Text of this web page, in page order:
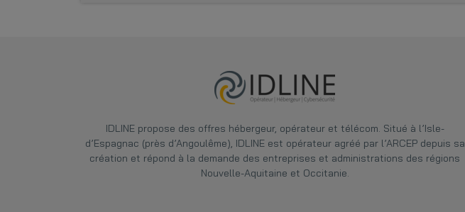
IDLINEpropose des offres hébergeur, opérateur et télécom. Situé à l’Isle-
d’Espagnac (près d’Angoulême), IDLINE est opérateur agréé par l’ARCEP depuis sa
création et répond à la demande des entreprises et administrations des régions
Nouvelle-Aquitaine et Occitanie.